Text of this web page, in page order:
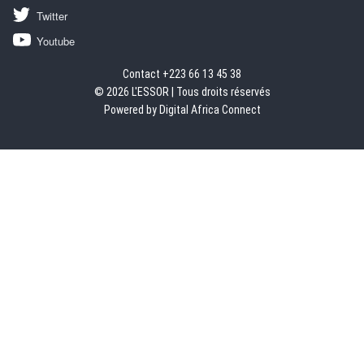
Twitter
Youtube
Contact +223 66 13 45 38
© 2026 L'ESSOR | Tous droits réservés
Powered by Digital Africa Connect